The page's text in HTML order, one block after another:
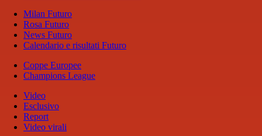
Milan Futuro
Rosa Futuro
News Futuro
Calendario e risultati Futuro
Coppe Europee
Champions League
Video
Esclusivo
Report
Video virali